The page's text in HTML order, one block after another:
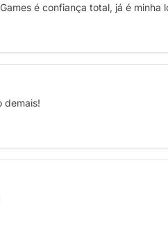
é confiança total, já é minha
demais!